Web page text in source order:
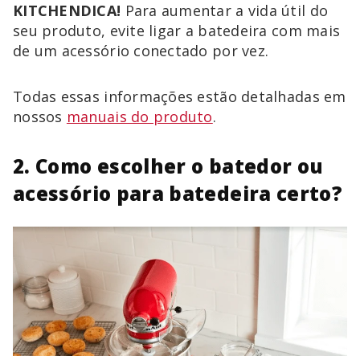
KITCHENDICA! Para aumentar a vida útil do
seu produto, evite ligar a batedeira com mais
de um acessório conectado por vez.
Todas essas informações estão detalhadas em
nossos manuais do produto.
2. Como escolher o batedor ou
acessório para batedeira certo?